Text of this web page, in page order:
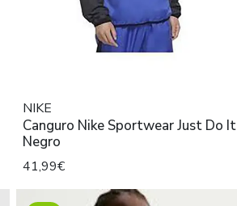
NIKE
Canguro Nike Sportwear Just Do It
Negro
41,99€